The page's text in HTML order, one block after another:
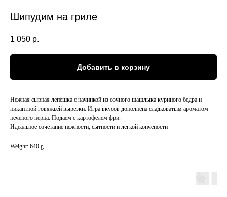
Шипудим на гриле
1 050 р.
Добавить в корзину
Нежная сырная лепешка с начинкой из сочного шашлыка куриного бедра и
пикантной говяжьей вырезки. Игра вкусов дополнена сладковатым ароматом
печеного перца. Подаем с картофелем фри.
Идеальное сочетание нежности, сытности и лёгкой копчёности
Weight: 640 g